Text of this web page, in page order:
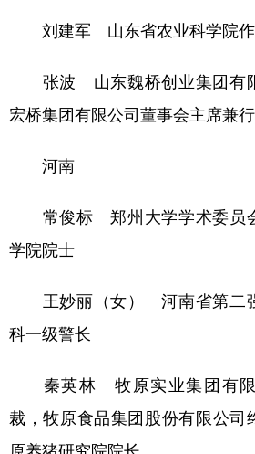
刘建军 山东省农业科学院作
张波 山东魏桥创业集团有限
宏桥集团有限公司董事会主席兼
河南
常俊标 郑州大学学术委员会
学院院士
王妙丽（女） 河南省第二强
科一级警长
秦英林 牧原实业集团有限
裁，牧原食品集团股份有限公司
原养猪研究院院长